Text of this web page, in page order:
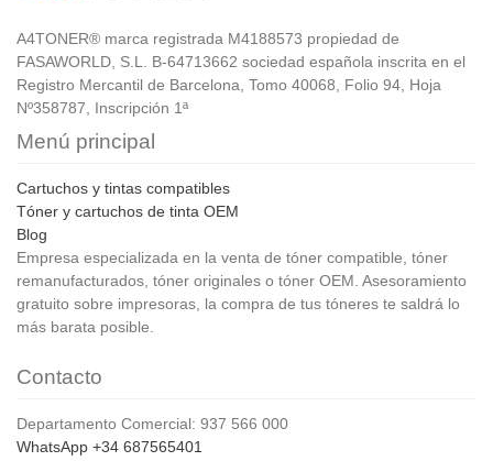
A4TONER® marca registrada M4188573 propiedad de
FASAWORLD, S.L. B-64713662 sociedad española inscrita en el
Registro Mercantil de Barcelona, Tomo 40068, Folio 94, Hoja
Nº358787, Inscripción 1ª
Menú principal
Cartuchos y tintas compatibles
Tóner y cartuchos de tinta OEM
Blog
Empresa especializada en la venta de tóner compatible, tóner
remanufacturados, tóner originales o tóner OEM. Asesoramiento
gratuito sobre impresoras, la compra de tus tóneres te saldrá lo
más barata posible.
Contacto
Departamento Comercial: 937 566 000
WhatsApp +34 687565401